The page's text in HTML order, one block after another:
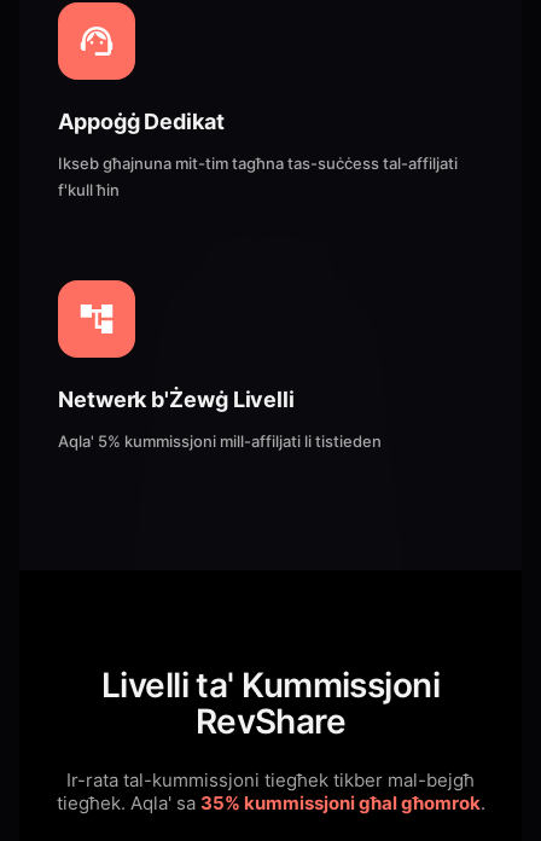
Appoġġ Dedikat
Ikseb għajnuna mit-tim tagħna tas-suċċess tal-affiljati
f'kull ħin
Netwerk b'Żewġ Livelli
Aqla' 5% kummissjoni mill-affiljati li tistieden
Livelli ta' Kummissjoni
RevShare
Ir-rata tal-kummissjoni tiegħek tikber mal-bejgħ
tiegħek. Aqla' sa 35% kummissjoni għal għomrok.